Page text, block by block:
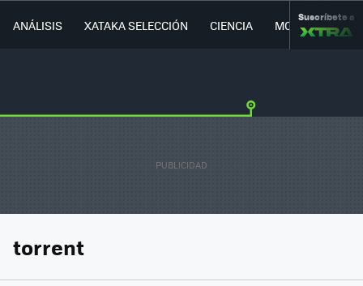
ANÁLISIS XATAKA SELECCIÓN CIENCIA MOVILIDAD
Suscríbete a
torrent